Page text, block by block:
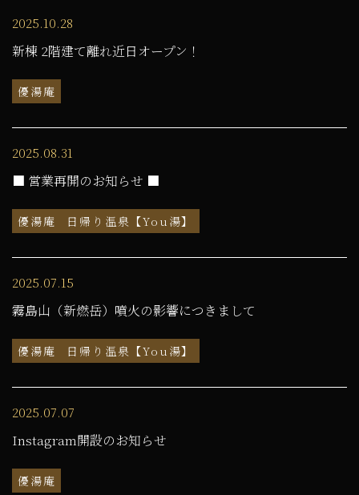
2025.10.28
新棟 2階建て離れ近日オープン！
優湯庵
2025.08.31
■ 営業再開のお知らせ ■
優湯庵 日帰り温泉【You湯】
2025.07.15
霧島山（新燃岳）噴火の影響につきまして
優湯庵 日帰り温泉【You湯】
2025.07.07
Instagram開設のお知らせ
優湯庵